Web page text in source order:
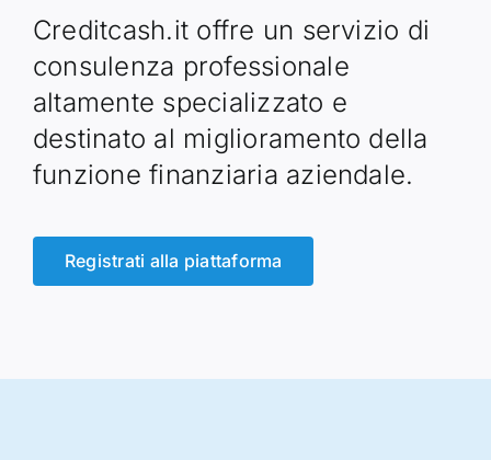
Blog
Contatti
Creditcash.it offre un servizio di
consulenza professionale
altamente specializzato e
destinato al miglioramento della
funzione finanziaria aziendale.
Registrati alla piattaforma